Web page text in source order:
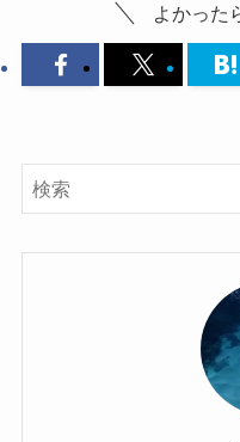
よかった